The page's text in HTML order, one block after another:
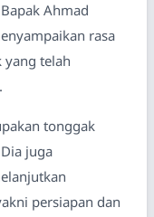
Ahmad
rasa
yang telah
tonggak
juga
persiapan dan